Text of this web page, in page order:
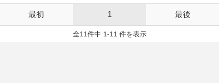
最初 1 最後
全11件中 1-11 件を表示